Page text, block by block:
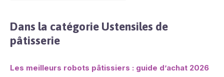
Dans la catégorie Ustensiles de
pâtisserie
Les meilleurs robots pâtissiers : guide d’achat 2026